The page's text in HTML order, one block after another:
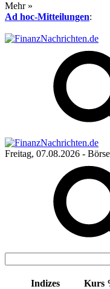
Mehr »
Ad hoc-Mitteilungen:
Freitag, 07.08.2026 -
Indizes Kurs